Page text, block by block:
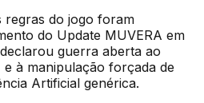
regras do jogo foram
do Update MUVERA em
guerra aberta ao
à manipulação forçada de
Artificial genérica.